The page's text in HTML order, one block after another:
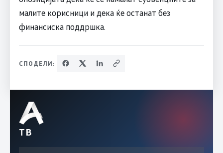
малите корисници и дека ќе останат без
финансиска поддршка.
СПОДЕЛИ:
ТВ